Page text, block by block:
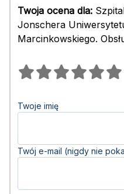
Twoja ocena dla:
Jonschera
Marcinkowskiego.
Twoje imię
Twój e-mail (nigdy nie